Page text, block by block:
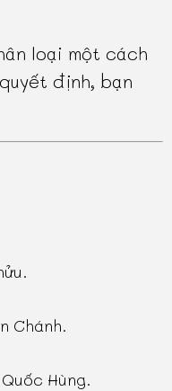
loại một cách
định, bạn
.
Chánh.
Hùng.